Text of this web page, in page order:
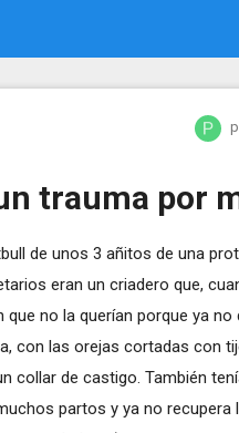
trauma por
de unos 3 añitos de una
eran un criadero que,
no la querían porque ya no
con las orejas cortadas con
collar de castigo. También
partos y ya no recupera